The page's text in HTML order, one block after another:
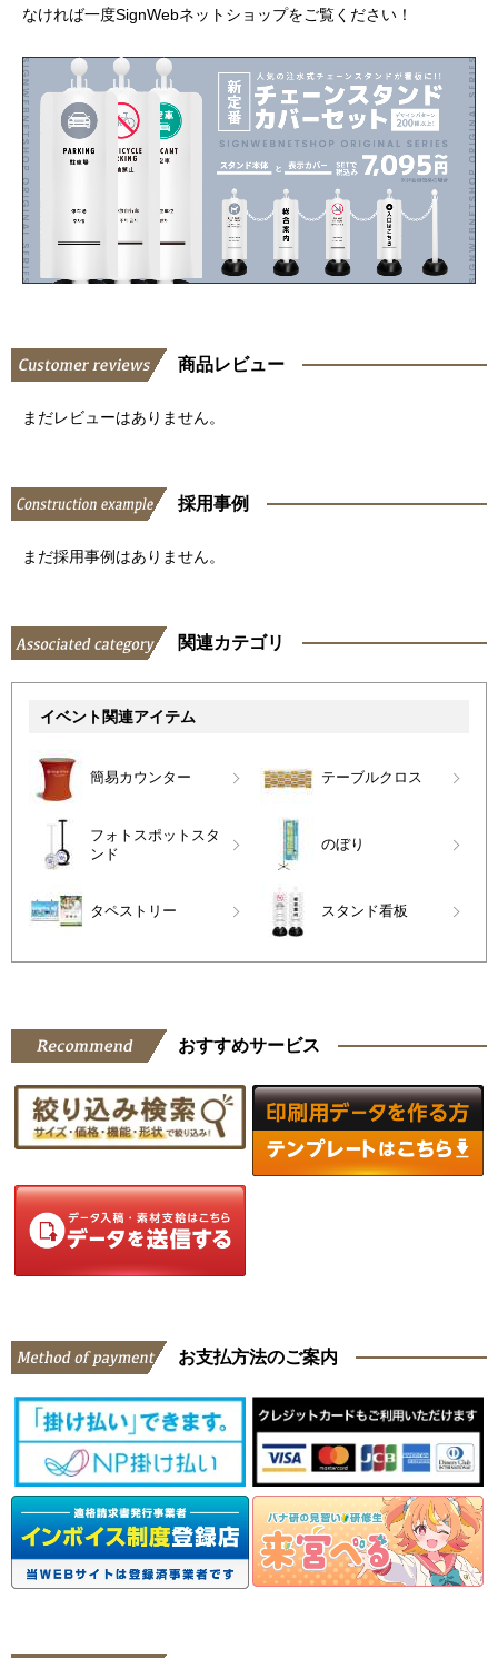
なければ一度SignWebネットショップをご覧ください！
商品レビュー
まだレビューはありません。
採用事例
まだ採用事例はありません。
関連カテゴリ
イベント関連アイテム
簡易カウンター テーブルクロス
フォトスポットスタ
ンド
のぼり
タペストリー スタンド看板
おすすめサービス
お支払方法のご案内